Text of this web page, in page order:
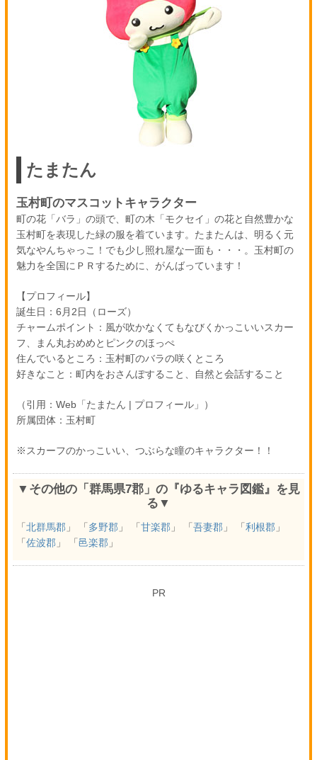
たまたん
玉村町のマスコットキャラクター
町の花「バラ」の頭で、町の木「モクセイ」の花と自然豊かな
玉村町を表現した緑の服を着ています。たまたんは、明るく元
気なやんちゃっこ！でも少し照れ屋な一面も・・・。玉村町の
魅力を全国にＰＲするために、がんばっています！
【プロフィール】
誕生日：6月2日（ローズ）
チャームポイント：風が吹かなくてもなびくかっこいいスカー
フ、まん丸おめめとピンクのほっぺ
住んでいるところ：玉村町のバラの咲くところ
好きなこと：町内をおさんぽすること、自然と会話すること
（引用：Web「たまたん | プロフィール」）
所属団体：玉村町
※スカーフのかっこいい、つぶらな瞳のキャラクター！！
▼その他の「群馬県7郡」の『ゆるキャラ図鑑』を見
る▼
「 北群馬郡」 「 多野郡」 「 甘楽郡」 「 吾妻郡」 「 利根郡」
「 佐波郡」 「 邑楽郡」
PR